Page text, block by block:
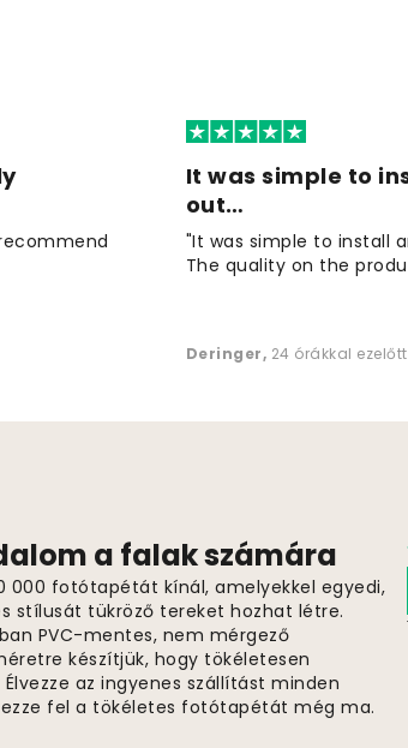
It was simple to
out…
"It was simple to install
The quality on the
Deringer, 24 órákkal ezelőtt
a falak számára
000 fotótapétát kínál, amelyekkel egyedi,
stílusát tükröző tereket hozhat létre.
PVC-mentes, nem mérgező
készítjük, hogy tökéletesen
az ingyenes szállítást minden
fel a tökéletes fotótapétát még ma.